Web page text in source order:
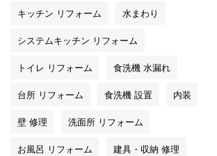
キッチン リフォーム 水まわり
システムキッチン リフォーム
トイレ リフォーム 食洗機 水漏れ
台所 リフォーム 食洗機 設置 内装
壁 修理 洗面所 リフォーム
お風呂 リフォーム 建具・収納 修理